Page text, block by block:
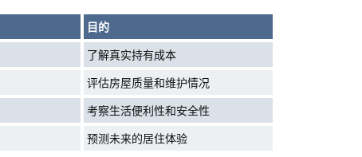
目的
了解真实持有成本
评估房屋质量和维护情况
考察生活便利性和安全性
预测未来的居住体验